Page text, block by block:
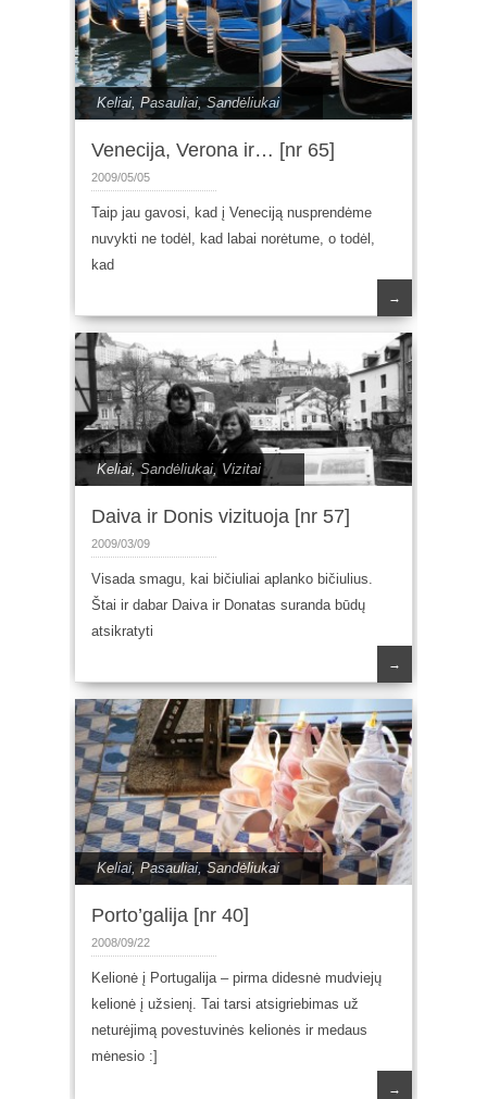
Keliai Pasauliai,Sandėliukai
Venecija, Verona ir… [nr 65]
2009/05/05
Taip jau gavosi, kad į Veneciją nusprendėme
nuvykti ne todėl, kad labai norėtume, o todėl,
kad
→
Keliai ,Sandėliukai, Vizitai
Daiva ir Donis vizituoja [nr 57]
2009/03/09
Visada smagu, kai bičiuliai aplanko bičiulius.
Štai ir dabar Daiva ir Donatas suranda būdų
atsikratyti
→
Keliai,Pasauliai,Sandėliukai
Porto’galija [nr 40]
2008/09/22
Kelionė į Portugalija – pirma didesnė mudviejų
kelionė į užsienį. Tai tarsi atsigriebimas už
neturėjimą povestuvinės kelionės ir medaus
mėnesio :]
→